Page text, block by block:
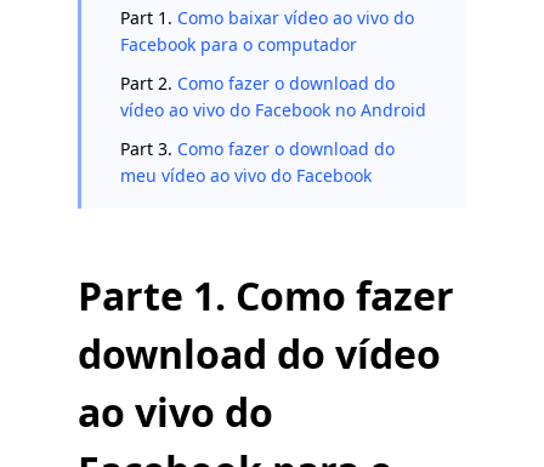
Part 1. Como baixar vídeo ao vivo do
Facebook para o computador
Part 2. Como fazer o download do
vídeo ao vivo do Facebook no Android
Part 3. Como fazer o download do
meu vídeo ao vivo do Facebook
Parte 1. Como fazer
download do vídeo
ao vivo do